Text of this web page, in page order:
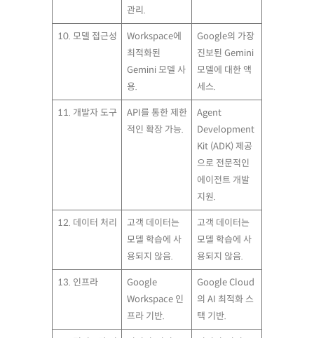
관리.
10. 모델 접근성
Workspace에
최적화된
Gemini 모델 사
용.
Google의 가장
진보된 Gemini
모델에 대한 액
세스.
11. 개발자 도구
API를 통한 제한
적인 확장 가능.
Agent
Development
Kit (ADK) 제공
으로 전문적인
에이전트 개발
지원.
12. 데이터 처리
고객 데이터는
모델 학습에 사
용되지 않음.
고객 데이터는
모델 학습에 사
용되지 않음.
13. 인프라
Google
Workspace 인
프라 기반.
Google Cloud
의 AI 최적화 스
택 기반.